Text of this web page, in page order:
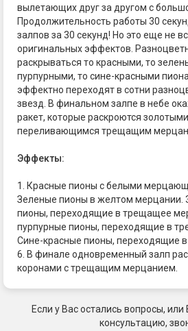
вылетающих друг за другом с
Продолжительность работы 30
залпов за 30 секунд! Но это еще не
оригинальных эффектов.
раскрываться то красными, то
пурпурными, то сине-красными
эффектно переходят в сотни
звезд. В финальном залпе в небе
ракет, которые раскроются
переливающимся трещащим
Эффекты:
1. Красные пионы с белыми
Зеленые пионы в желтом мерцании.
пионы, переходящие в трещащее
пурпурные пионы, переходящие в
Сине-красные пионы, переходящие
6. В финале одновременный залп
коронами с трещащим мерцанием.
Если у Вас остались вопросы, или
консультацию,